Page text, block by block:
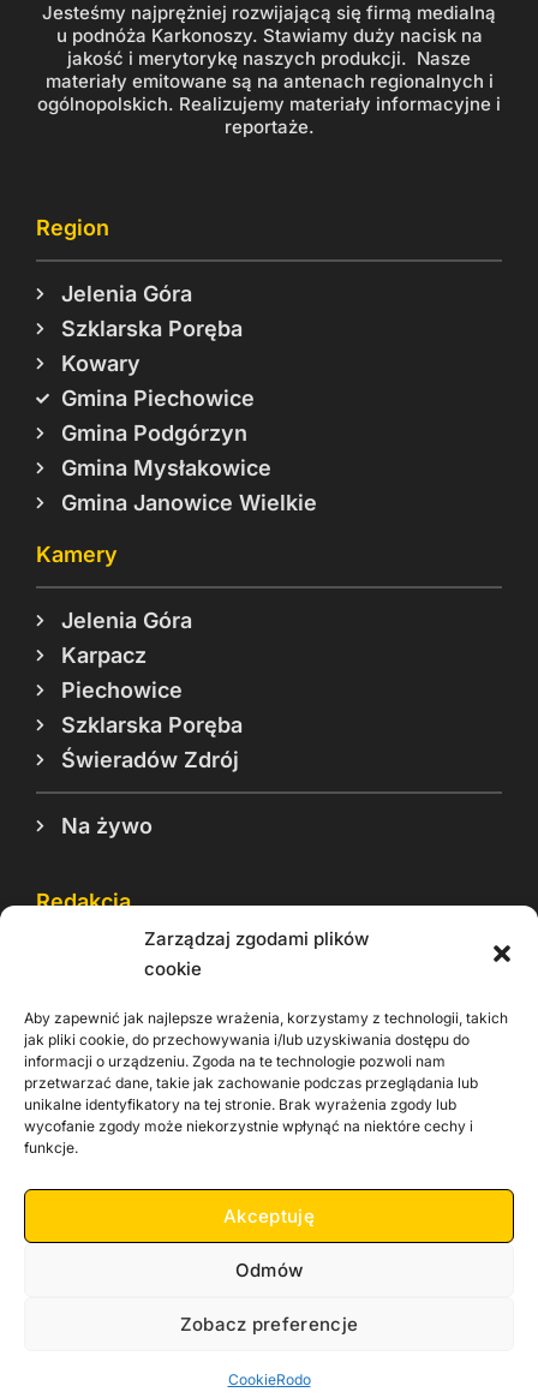
Zarządzaj zgodami plików
cookie
Aby zapewnić jak najlepsze wrażenia, korzystamy z technologii, takich
jak pliki cookie, do przechowywania i/lub uzyskiwania dostępu do
informacji o urządzeniu. Zgoda na te technologie pozwoli nam
przetwarzać dane, takie jak zachowanie podczas przeglądania lub
unikalne identyfikatory na tej stronie. Brak wyrażenia zgody lub
wycofanie zgody może niekorzystnie wpłynąć na niektóre cechy i
funkcje.
Akceptuję
Odmów
Zobacz preferencje
CookieRodo
Jesteśmy najprężniej rozwijającą się firmą medialną
u podnóża Karkonoszy. Stawiamy duży nacisk na
jakość i merytorykę naszych produkcji. Nasze
materiały emitowane są na antenach regionalnych i
ogólnopolskich. Realizujemy materiały informacyjne i
reportaże.
Region
Jelenia Góra
Szklarska Poręba
Kowary
Gmina Piechowice
Gmina Podgórzyn
Gmina Mysłakowice
Gmina Janowice Wielkie
Kamery
Jelenia Góra
Karpacz
Piechowice
Szklarska Poręba
Świeradów Zdrój
Na żywo
Redakcja
Reklama
Rodo
Kontakt
Informacje dla
Copyright 2026 Zachodnia TV